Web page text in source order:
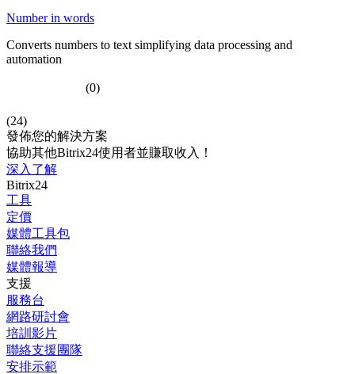
Number in words
Converts numbers to text simplifying data processing and
automation
(0)
(24)
發佈您的解決方案
協助其他Bitrix24使用者並賺取收入！
深入了解
Bitrix24
工具
定價
媒體工具包
聯絡我們
媒體報導
支援
服務台
網路研討會
培訓影片
聯絡支援團隊
安排示範